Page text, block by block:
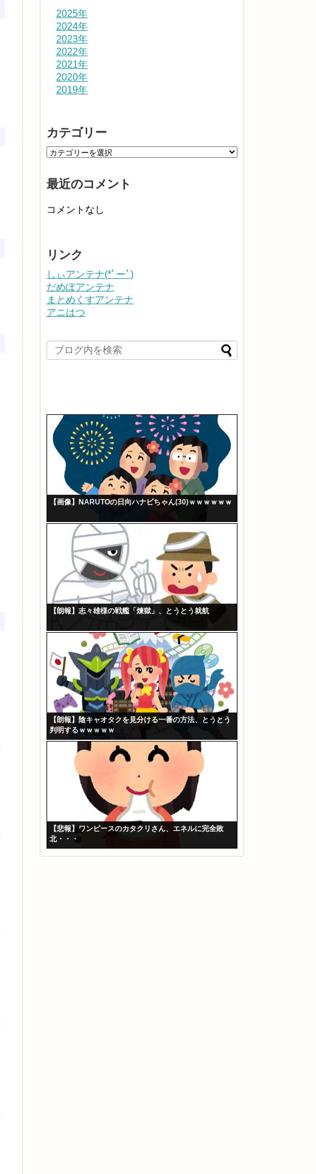
2025年
2024年
2023年
2022年
2021年
2020年
2019年
カテゴリー
最近のコメント
コメントなし
リンク
しぃアンテナ(*ﾟーﾟ)
だめぽアンテナ
まとめくすアンテナ
アニはつ
【画像】NARUTOの日向ハナビちゃん(30)ｗｗｗｗｗｗ
【朗報】志々雄様の戦艦「煉獄」、とうとう就航
【朗報】陰キャオタクを見分ける一番の方法、とうとう
判明するｗｗｗｗｗ
【悲報】ワンピースのカタクリさん、エネルに完全敗
北・・・